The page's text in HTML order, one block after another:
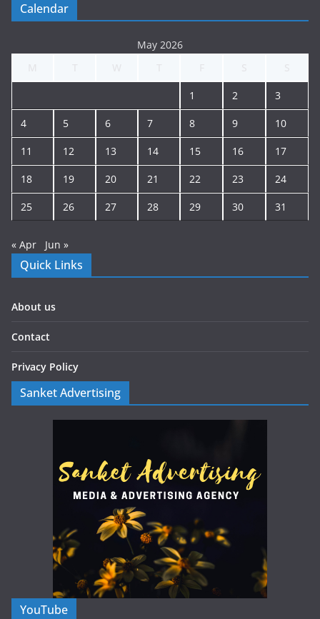
Calendar
May 2026
1 2 3
4 5 6 7 8 9 10
11 12 13 14 15 16 17
18 19 20 21 22 23 24
25 26 27 28 29 30 31
« Apr Jun »
Quick Links
About us
Contact
Privacy Policy
Sanket Advertising
YouTube